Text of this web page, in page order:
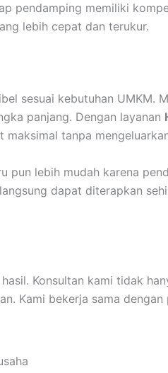
pendamping memiliki
lebih cepat dan terukur.
sesuai kebutuhan UMKM.
panjang. Dengan layanan
maksimal tanpa
pun lebih mudah karena
dapat diterapkan
Konsultan kami tidak
Kami bekerja sama dengan